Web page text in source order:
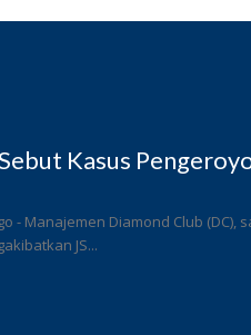
Kasus
- Manajemen Diamond Club
JS...